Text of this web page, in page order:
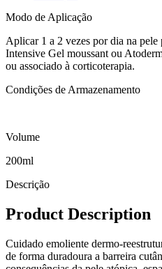
Modo de Aplicação
Aplicar 1 a 2 vezes por dia na
Intensive Gel moussant ou
ou associado à corticoterapia.
Condições de Armazenamento
Volume
200ml
Descrição
Product Description
Cuidado emoliente dermo-
de forma duradoura a barreira